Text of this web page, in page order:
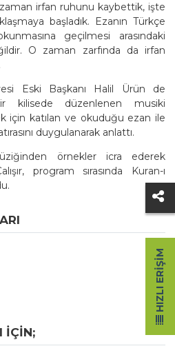
irfan ruhunu kaybettik, işte
başladık. Ezanın Türkçe
geçilmesi arasındaki
O zaman zarfında da irfan
Eski Başkanı Halil Ürün de
kilisede düzenlenen musiki
için katılan ve okuduğu ezan ile
duygulanarak anlattı.
örnekler icra ederek
program sırasında Kuran-ı
IÇIN;
HIZLI ERIŞIM